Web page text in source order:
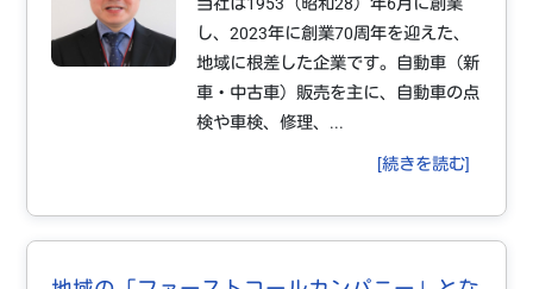
当社は1953（昭和28）年6月に創業
し、2023年に創業70周年を迎えた、
地域に根差した企業です。自動車（新
車・中古車）販売を主に、自動車の点
検や車検、修理、...
[続きを読む]